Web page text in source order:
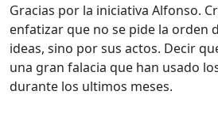
Gracias por la iniciativa Alfonso.
enfatizar que no se pide la orden
ideas, sino por sus actos. Decir
una gran falacia que han usado
durante los ultimos meses.